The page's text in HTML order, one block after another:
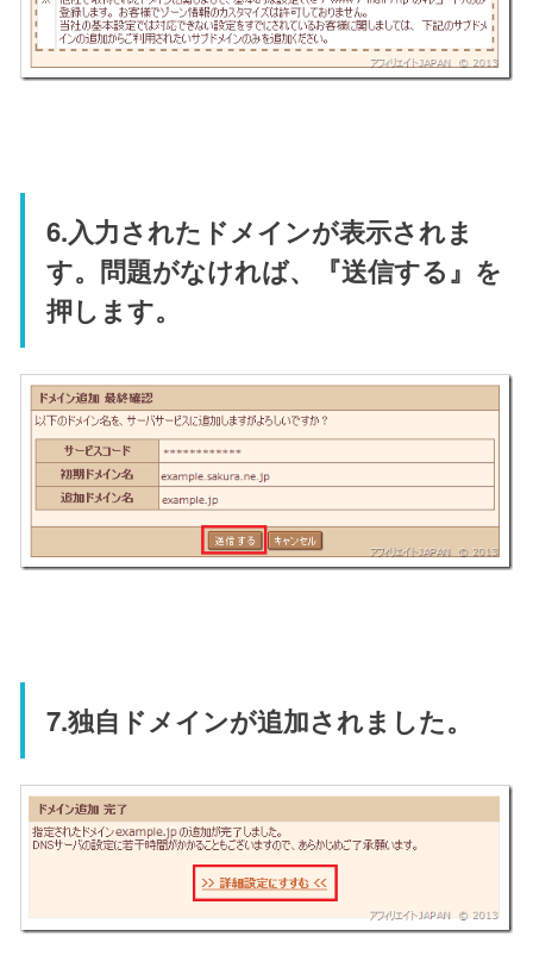
6.入力されたドメインが表示されま
す。問題がなければ、『送信する』を
押します。
7.独自ドメインが追加されました。